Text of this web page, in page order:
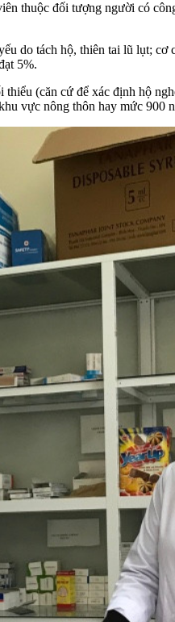
thuộc đối tượng người có
do tách hộ, thiên tai lũ lụt;
5%.
(căn cứ để xác định hộ
vực nông thôn hay mức 900